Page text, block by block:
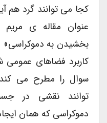
کجا می توانند گرد هم
عنوان مقاله ی
بخشیدن به دموکراسی»
کاربرد فضاهای
سوال را مطرح می
توانند نقشی در
دموکراسی که همان